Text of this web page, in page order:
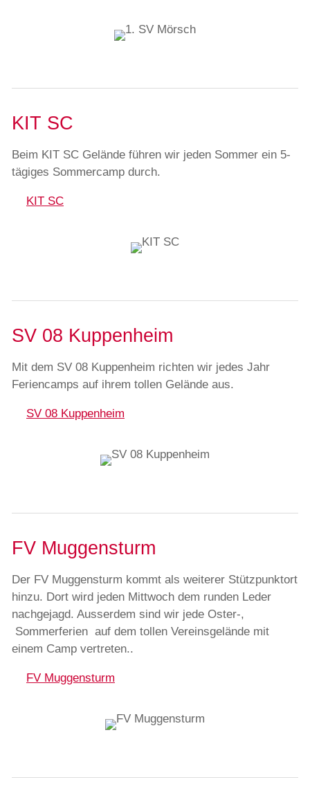
KIT SC
Beim KIT SC Gelände führen wir jeden Sommer ein 5-
tägiges Sommercamp durch.
KIT SC
SV 08 Kuppenheim
Mit dem SV 08 Kuppenheim richten wir jedes Jahr
Feriencamps auf ihrem tollen Gelände aus.
SV 08 Kuppenheim
FV Muggensturm
Der FV Muggensturm kommt als weiterer Stützpunktort
hinzu. Dort wird jeden Mittwoch dem runden Leder
nachgejagd. Ausserdem sind wir jede Oster-,
Sommerferien auf dem tollen Vereinsgelände mit
einem Camp vertreten..
FV Muggensturm